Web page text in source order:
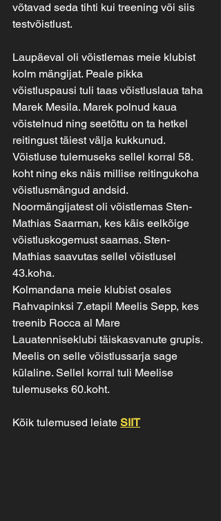
võtavad seda tihti kui treening või siis
testvõistlust.
Laupäeval oli võistlemas meie klubist
kolm mängijat. Peale pikka
võistluspausi tuli taas võistluslaua taha
Marek Mesila. Marek polnud kaua
võistelnud ning seetõttu on ta hetkel
reitingust täiest välja kukkunud.
Võistluse tulemuseks sellel korral 58.
koht ning eks näis millise reitingukoha
võistlusmängud andsid.
Noormängijatest oli võistlemas Sten-
Mathias Saarman, kes käis eelkõige
võistluskogemust saamas. Sten-
Mathias saavutas sellel võistlusel
43.koha.
Kolmandana meie klubist osales
Rahvapinksi 7.etapil Meelis Sepp, kes
treenib Rocca al Mare
Lauatenniseklubi täiskasvanute grupis.
Meelis on selle võistlussarja sage
külaline. Sellel korral tuli Meelise
tulemuseks 60.koht.
Kõik tulemused leiate SIIT